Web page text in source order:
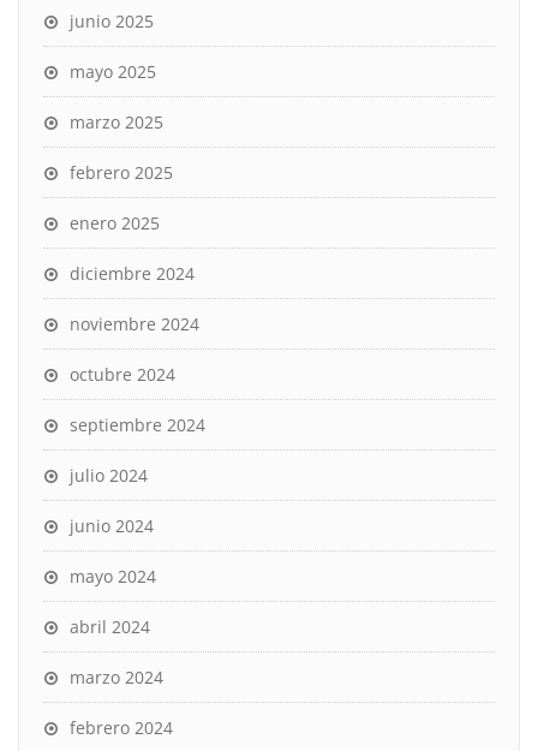
junio 2025
mayo 2025
marzo 2025
febrero 2025
enero 2025
diciembre 2024
noviembre 2024
octubre 2024
septiembre 2024
julio 2024
junio 2024
mayo 2024
abril 2024
marzo 2024
febrero 2024